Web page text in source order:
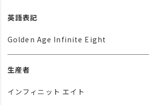
英語表記
Golden Age Infinite Eight
生産者
インフィニット エイト